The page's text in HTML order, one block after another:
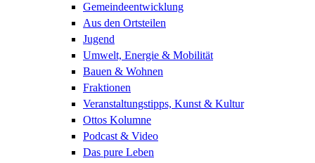
Gemeindeentwicklung
Aus den Ortsteilen
Jugend
Umwelt, Energie & Mobilität
Bauen & Wohnen
Fraktionen
Veranstaltungstipps, Kunst & Kultur
Ottos Kolumne
Podcast & Video
Das pure Leben